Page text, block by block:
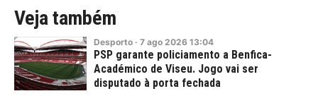
Veja também
Desporto · 7 ago 2026 13:04
PSP garante policiamento a Benfica-
Académico de Viseu. Jogo vai ser
disputado à porta fechada